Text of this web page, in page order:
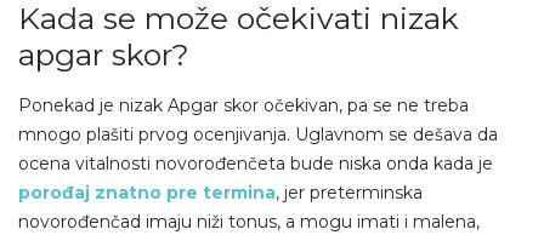
Kada se može očekivati nizak
apgar skor?
Ponekad je nizak Apgar skor očekivan, pa se ne treba
mnogo plašiti prvog ocenjivanja. Uglavnom se dešava da
ocena vitalnosti novorođenčeta bude niska onda kada je
porođaj znatno pre termina, jer preterminska
novorođenčad imaju niži tonus, a mogu imati i malena,